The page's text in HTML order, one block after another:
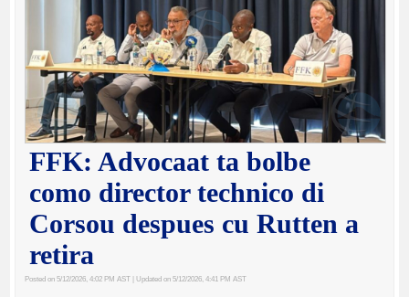
FFK: Advocaat ta bolbe
como director technico di
Corsou despues cu Rutten a
retira
Posted on 5/12/2026, 4:02 PM AST | Updated on 5/12/2026, 4:41 PM AST